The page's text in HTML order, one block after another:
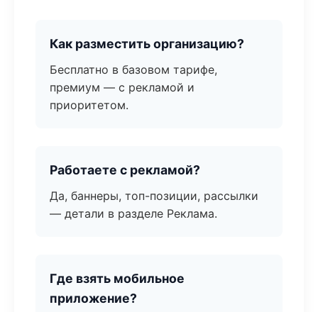
Как разместить организацию?
Бесплатно в базовом тарифе,
премиум — с рекламой и
приоритетом.
Работаете с рекламой?
Да, баннеры, топ-позиции, рассылки
— детали в разделе Реклама.
Где взять мобильное
приложение?